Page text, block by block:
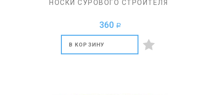
НОСКИ СУРОВОГО СТРОИТЕЛЯ
360 a
В КОРЗИНУ